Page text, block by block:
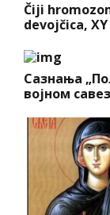
Čiji
devojčica,
Сазнања
војном